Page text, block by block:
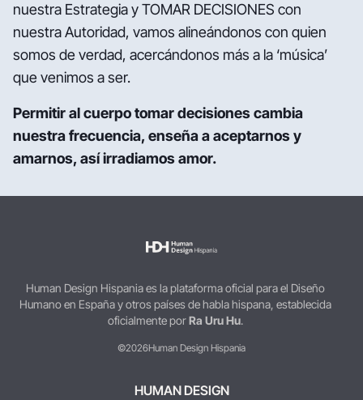
nuestra Estrategia y TOMAR DECISIONES con
nuestra Autoridad, vamos alineándonos con quien
somos de verdad, acercándonos más a la ‘música’
que venimos a ser.
Permitir al cuerpo tomar decisiones cambia
nuestra frecuencia, enseña a aceptarnos y
amarnos, así irradiamos amor.
Human Design Hispania es la plataforma oficial para el Diseño
Humano en España y otros países de habla hispana, establecida
oficialmente porRa Uru Hu.
©2026Human Design Hispania
HUMAN DESIGN